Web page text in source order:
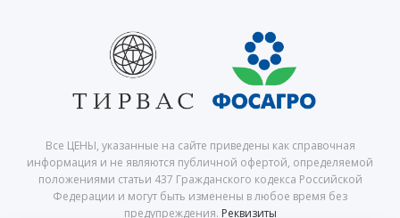
Все ЦЕНЫ, указанные на сайте приведены как справочная
информация и не являются публичной офертой, определяемой
положениями статьи 437 Гражданского кодекса Российской
Федерации и могут быть изменены в любое время без
предупреждения. Реквизиты